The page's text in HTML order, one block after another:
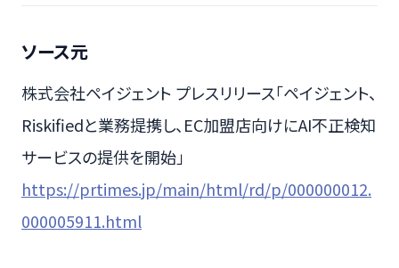
ソース元
株式会社ペイジェント プレスリリース「ペイジェント、
Riskifiedと業務提携し、EC加盟店向けにAI不正検知
サービスの提供を開始」
https://prtimes.jp/main/html/rd/p/000000012.
000005911.html